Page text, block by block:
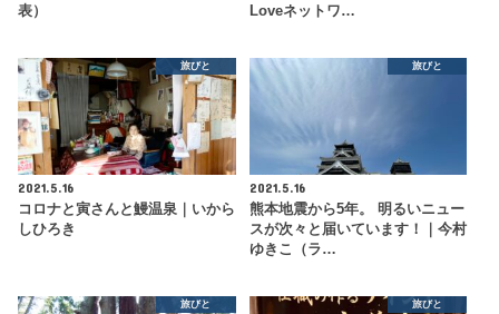
表）
Loveネットワ…
旅びと
2021.5.16
コロナと寅さんと鰻温泉｜いから
しひろき
旅びと
2021.5.16
熊本地震から5年。 明るいニュー
スが次々と届いています！｜今村
ゆきこ（ラ…
旅びと 旅びと